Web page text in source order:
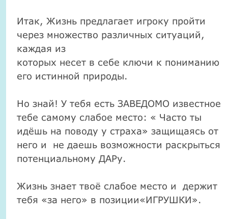
Итак, Жизнь предлагает игроку пройти
через множество различных ситуаций,
каждая из
которых несет в себе ключи к пони­манию
его истинной природы.
Но знай! У тебя есть ЗАВЕДОМО известное
тебе самому слабое место: « Часто ты
идёшь на поводу у страха» защищаясь от
него и не даешь возможности раскрыться
потенциальному ДАРу.
Жизнь знает твоё слабое место и держит
тебя «за него» в позиции«ИГРУШКИ».